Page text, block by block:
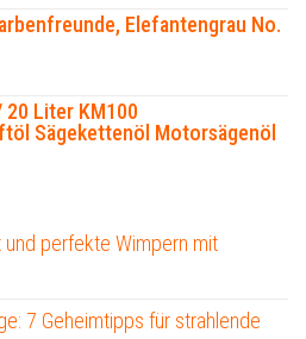
Elefantengrau No.
Liter KM100
Sägekettenöl Motorsägenöl
und perfekte Wimpern mit
7 Geheimtipps für strahlende